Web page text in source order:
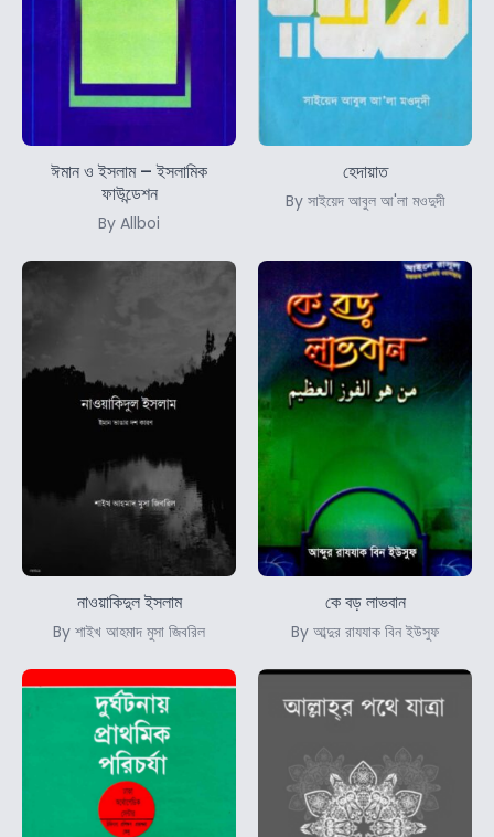
ঈমান ও ইসলাম – ইসলামিক
ফাউন্ডেশন
By Allboi
হেদায়াত
By সাইয়েদ আবুল আ'লা মওদুদী
নাওয়াকিদুল ইসলাম
By শাইখ আহমাদ মুসা জিবরিল
কে বড় লাভবান
By আব্দুর রাযযাক বিন ইউসুফ